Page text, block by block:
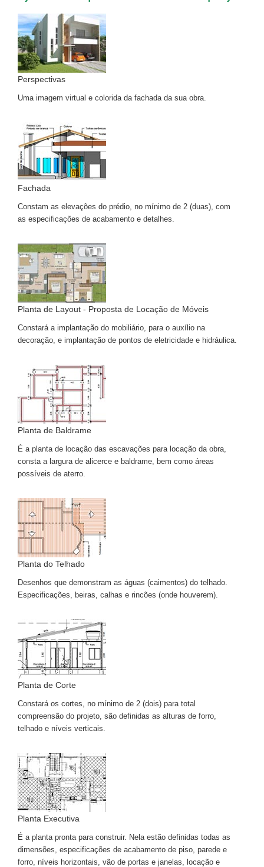
Perspectivas
Uma imagem virtual e colorida da fachada da sua obra.
Fachada
Constam as elevações do prédio, no mínimo de 2 (duas), com
as especificações de acabamento e detalhes.
Planta de Layout - Proposta de Locação de Móveis
Constará a implantação do mobiliário, para o auxílio na
decoração, e implantação de pontos de eletricidade e hidráulica.
Planta de Baldrame
É a planta de locação das escavações para locação da obra,
consta a largura de alicerce e baldrame, bem como áreas
possíveis de aterro.
Planta do Telhado
Desenhos que demonstram as águas (caimentos) do telhado.
Especificações, beiras, calhas e rincões (onde houverem).
Planta de Corte
Constará os cortes, no mínimo de 2 (dois) para total
compreensão do projeto, são definidas as alturas de forro,
telhado e níveis verticais.
Planta Executiva
É a planta pronta para construir. Nela estão definidas todas as
dimensões, especificações de acabamento de piso, parede e
forro, níveis horizontais, vão de portas e janelas, locação e